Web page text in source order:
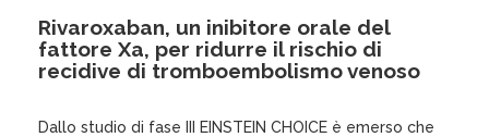
Rivaroxaban, un inibitore orale del
fattore Xa, per ridurre il rischio di
recidive di tromboembolismo venoso
Dallo studio di fase III EINSTEIN CHOICE è emerso che